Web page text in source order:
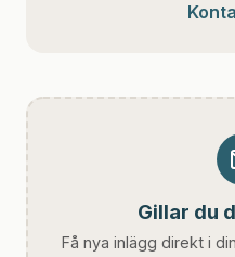
Gillar du
Få nya inlägg direkt i